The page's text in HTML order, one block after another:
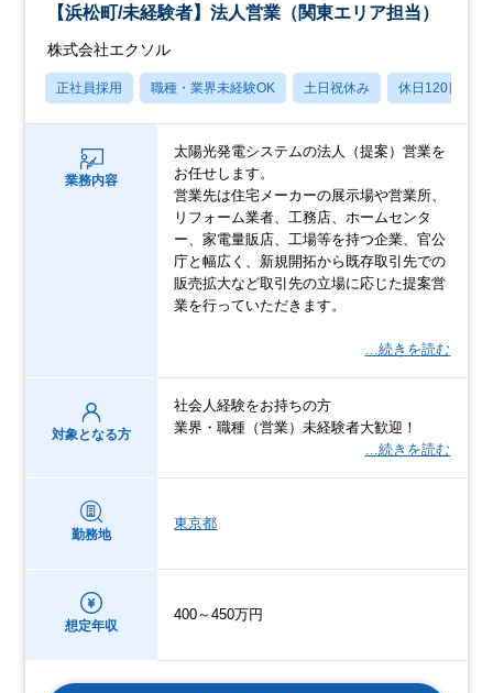
【浜松町/未経験者】法人営業（関東エリア担当）
株式会社エクソル
正社員採用 職種・業界未経験OK 土日祝休み 休日120日以上
業務内容
太陽光発電システムの法人（提案）営業を
お任せします。
営業先は住宅メーカーの展示場や営業所、
リフォーム業者、工務店、ホームセンタ
ー、家電量販店、工場等を持つ企業、官公
庁と幅広く、新規開拓から既存取引先での
販売拡大など取引先の立場に応じた提案営
業を行っていただきます。
…続きを読む
対象となる方
社会人経験をお持ちの方
業界・職種（営業）未経験者大歓迎！
…続きを読む
勤務地
東京都
想定年収
400～450万円